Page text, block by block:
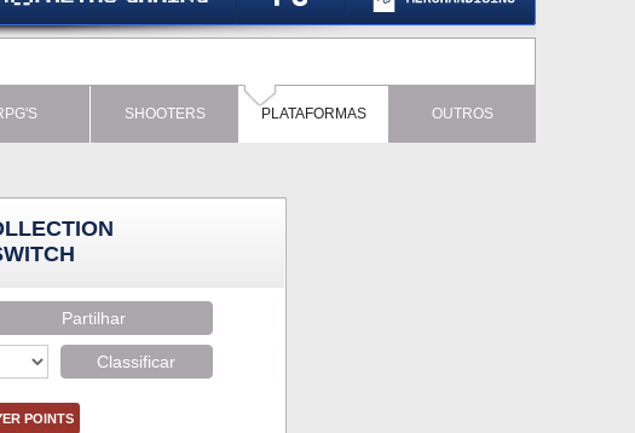
Bethesda anuncia livestream para o Fallout Day
SHOOTERS PLATAFORMAS OUTROS
Partilhar
Classificar
POINTS